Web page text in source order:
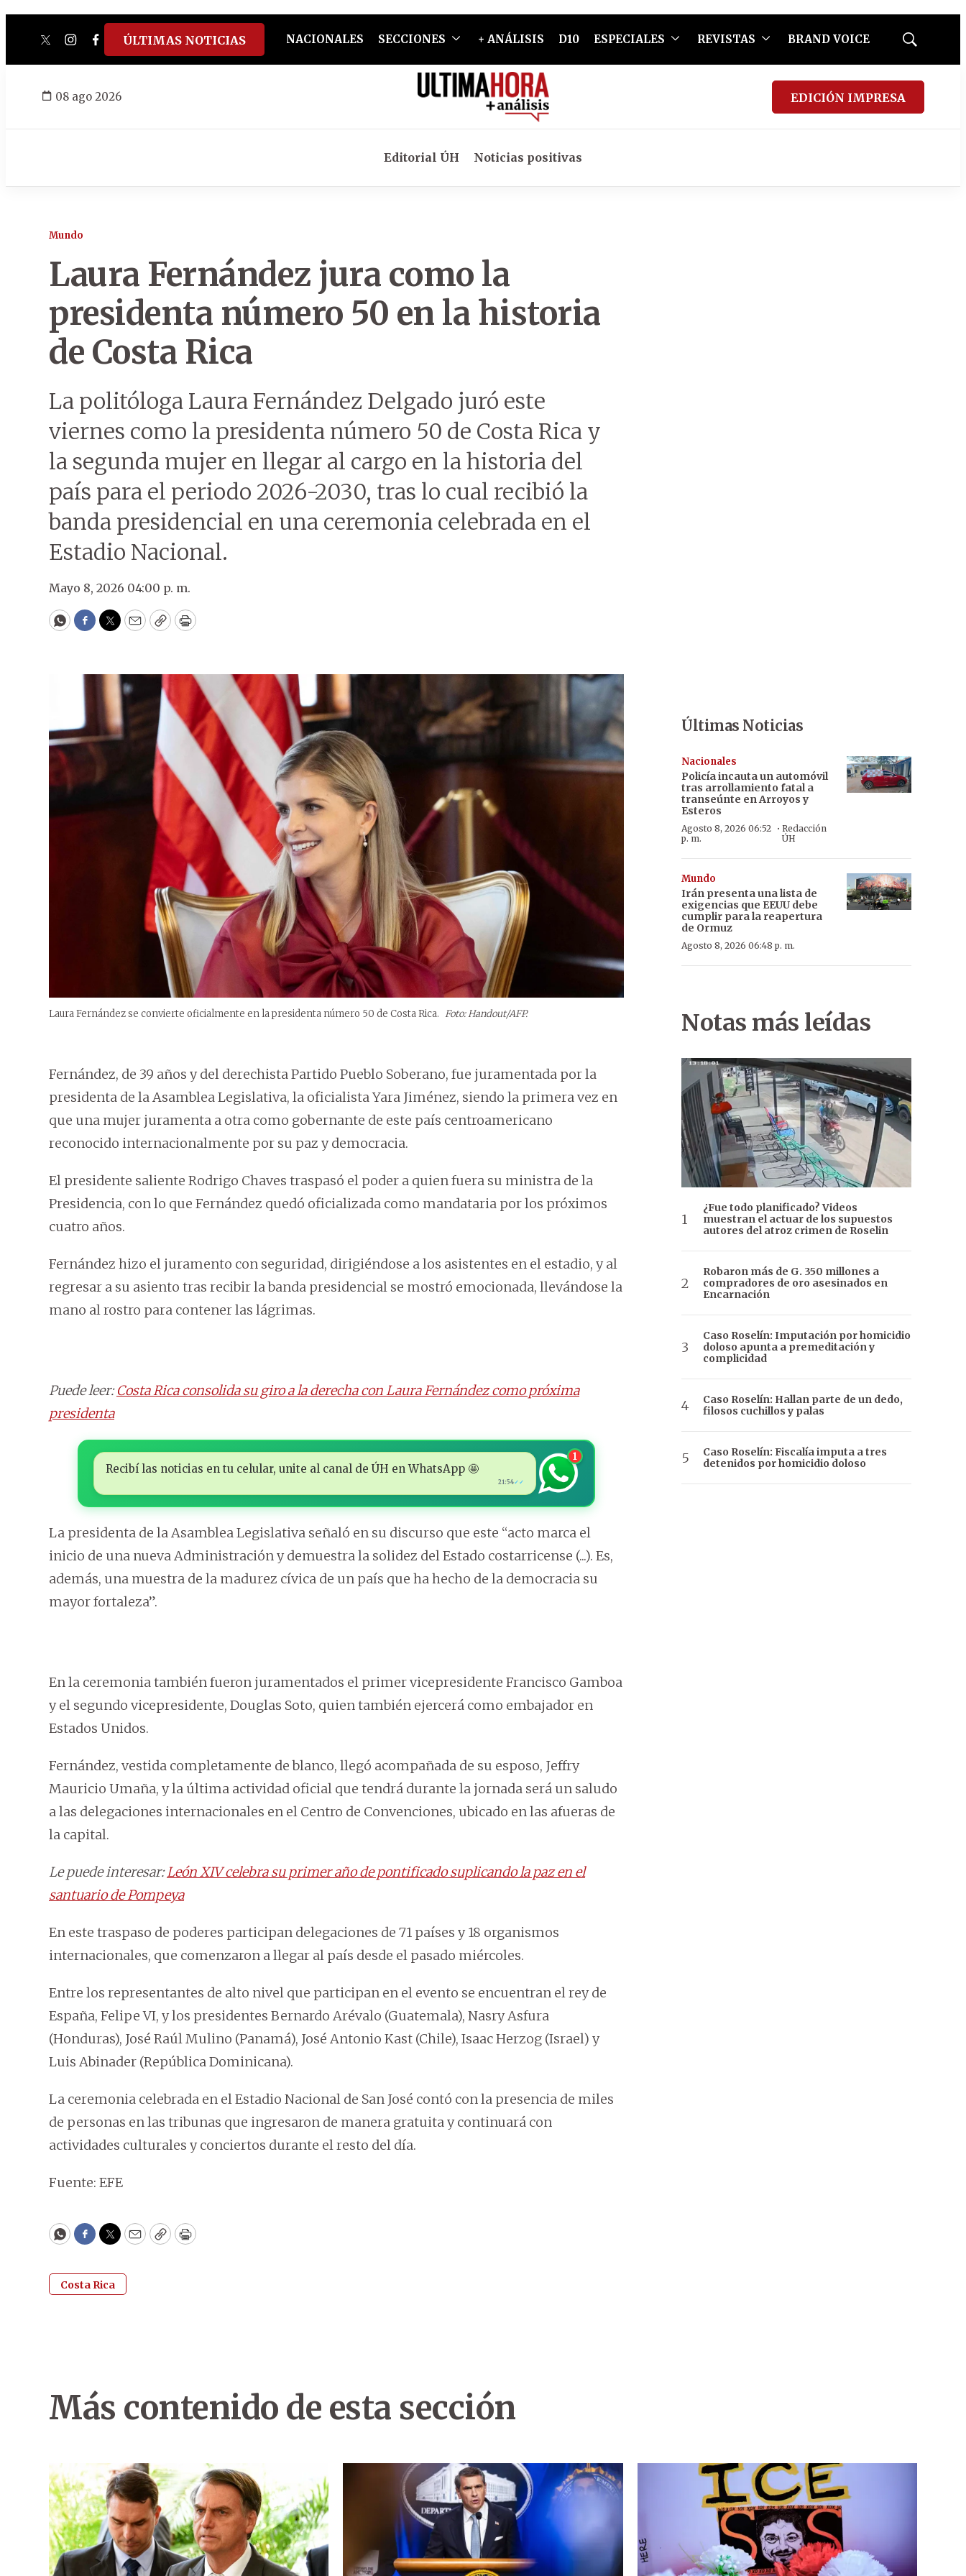
twitterinstagram
facebook
tiktokyoutube
spotify
ÚLTIMAS NOTICIAS NACIONALES SECCIONES + ANÁLISIS D10 ESPECIALES REVISTAS BRAND VOICE
Mostrar
08 ago 2026 EDICIÓN IMPRESA
Editorial ÚH Noticias positivas
Mundo
Laura Fernández jura como la
presidenta número 50 en la historia
de Costa Rica
La politóloga Laura Fernández Delgado juró este
viernes como la presidenta número 50 de Costa Rica y
la segunda mujer en llegar al cargo en la historia del
país para el periodo 2026-2030, tras lo cual recibió la
banda presidencial en una ceremonia celebrada en el
Estadio Nacional.
Mayo 8, 2026 04:00 p. m.
WhatsApp
Facebook
Twitter
EmailCopyPrint
Laura Fernández se convierte oficialmente en la presidenta número 50 de Costa Rica. Foto: Handout/AFP.
Fernández, de 39 años y del derechista Partido Pueblo Soberano, fue juramentada por la
presidenta de la Asamblea Legislativa, la oficialista Yara Jiménez, siendo la primera vez en
que una mujer juramenta a otra como gobernante de este país centroamericano
reconocido internacionalmente por su paz y democracia.
El presidente saliente Rodrigo Chaves traspasó el poder a quien fuera su ministra de la
Presidencia, con lo que Fernández quedó oficializada como mandataria por los próximos
cuatro años.
Fernández hizo el juramento con seguridad, dirigiéndose a los asistentes en el estadio, y al
regresar a su asiento tras recibir la banda presidencial se mostró emocionada, llevándose la
mano al rostro para contener las lágrimas.
Puede leer:Costa Rica consolida su giro a la derecha con Laura Fernández como próxima
presidenta
Recibí las noticias en tu celular, unite al canal de ÚH en WhatsApp 🤩
21:54✓✓
1
La presidenta de la Asamblea Legislativa señaló en su discurso que este “acto marca el
inicio de una nueva Administración y demuestra la solidez del Estado costarricense (...). Es,
además, una muestra de la madurez cívica de un país que ha hecho de la democracia su
mayor fortaleza”.
En la ceremonia también fueron juramentados el primer vicepresidente Francisco Gamboa
y el segundo vicepresidente, Douglas Soto, quien también ejercerá como embajador en
Estados Unidos.
Fernández, vestida completamente de blanco, llegó acompañada de su esposo, Jeffry
Mauricio Umaña, y la última actividad oficial que tendrá durante la jornada será un saludo
a las delegaciones internacionales en el Centro de Convenciones, ubicado en las afueras de
la capital.
Le puede interesar:León XIV celebra su primer año de pontificado suplicando la paz en el
santuario de Pompeya
En este traspaso de poderes participan delegaciones de 71 países y 18 organismos
internacionales, que comenzaron a llegar al país desde el pasado miércoles.
Entre los representantes de alto nivel que participan en el evento se encuentran el rey de
España, Felipe VI, y los presidentes Bernardo Arévalo (Guatemala), Nasry Asfura
(Honduras), José Raúl Mulino (Panamá), José Antonio Kast (Chile), Isaac Herzog (Israel) y
Luis Abinader (República Dominicana).
La ceremonia celebrada en el Estadio Nacional de San José contó con la presencia de miles
de personas en las tribunas que ingresaron de manera gratuita y continuará con
actividades culturales y conciertos durante el resto del día.
Fuente: EFE
WhatsApp
Facebook
Twitter
EmailCopyPrint
Costa Rica
Últimas Noticias
Nacionales
Policía incauta un automóvil
tras arrollamiento fatal a
transeúnte en Arroyos y
Esteros
Agosto 8, 2026 06:52
p. m.
· Redacción
ÚH
Mundo
Irán presenta una lista de
exigencias que EEUU debe
cumplir para la reapertura
de Ormuz
Agosto 8, 2026 06:48 p. m.
Notas más leídas
¿Fue todo planificado? Videos
muestran el actuar de los supuestos
autores del atroz crimen de Roselin
Robaron más de G. 350 millones a
compradores de oro asesinados en
Encarnación
Caso Roselín: Imputación por homicidio
doloso apunta a premeditación y
complicidad
Caso Roselín: Hallan parte de un dedo,
filosos cuchillos y palas
Caso Roselín: Fiscalía imputa a tres
detenidos por homicidio doloso
Más contenido de esta sección